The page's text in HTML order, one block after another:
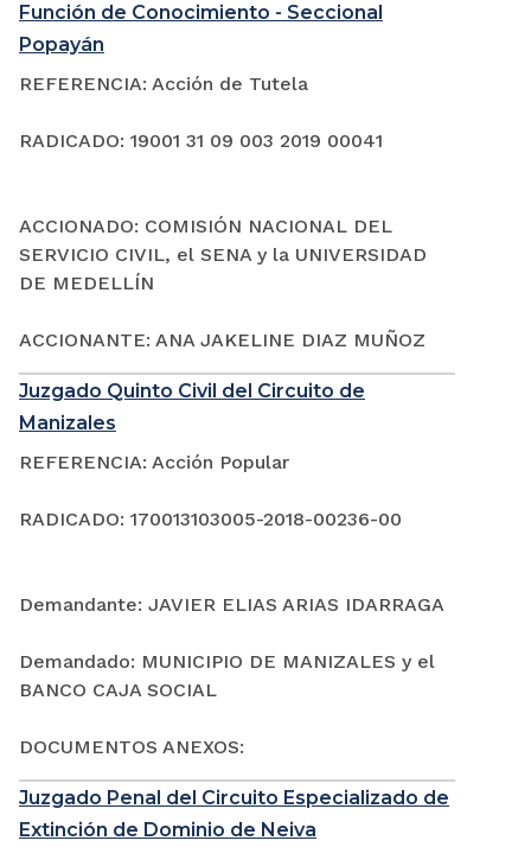
Función de Conocimiento - Seccional
Popayán
REFERENCIA: Acción de Tutela
RADICADO: 19001 31 09 003 2019 00041
ACCIONADO: COMISIÓN NACIONAL DEL
SERVICIO CIVIL, el SENA y la UNIVERSIDAD
DE MEDELLÍN
ACCIONANTE: ANA JAKELINE DIAZ MUÑOZ
Juzgado Quinto Civil del Circuito de
Manizales
REFERENCIA: Acción Popular
RADICADO: 170013103005-2018-00236-00
Demandante: JAVIER ELIAS ARIAS IDARRAGA
Demandado: MUNICIPIO DE MANIZALES y el
BANCO CAJA SOCIAL
DOCUMENTOS ANEXOS:
Juzgado Penal del Circuito Especializado de
Extinción de Dominio de Neiva